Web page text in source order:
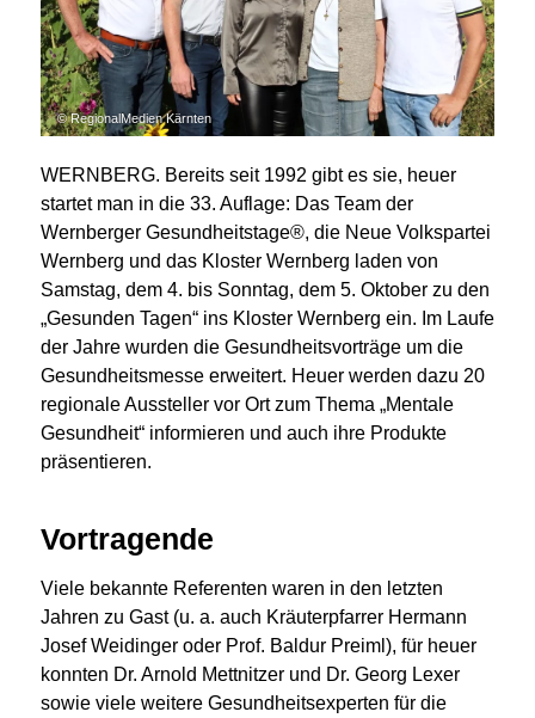
© RegionalMedien Kärnten
WERNBERG. Bereits seit 1992 gibt es sie, heuer
startet man in die 33. Auflage: Das Team der
Wernberger Gesundheitstage®, die Neue Volkspartei
Wernberg und das Kloster Wernberg laden von
Samstag, dem 4. bis Sonntag, dem 5. Oktober zu den
„Gesunden Tagen“ ins Kloster Wernberg ein. Im Laufe
der Jahre wurden die Gesundheitsvorträge um die
Gesundheitsmesse erweitert. Heuer werden dazu 20
regionale Aussteller vor Ort zum Thema „Mentale
Gesundheit“ informieren und auch ihre Produkte
präsentieren.
Vortragende
Viele bekannte Referenten waren in den letzten
Jahren zu Gast (u. a. auch Kräuterpfarrer Hermann
Josef Weidinger oder Prof. Baldur Preiml), für heuer
konnten Dr. Arnold Mettnitzer und Dr. Georg Lexer
sowie viele weitere Gesundheitsexperten für die